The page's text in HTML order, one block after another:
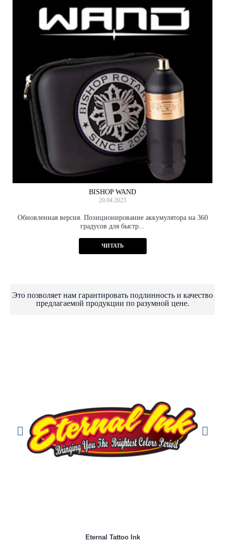
BISHOP WAND
20.04.2023
Обновленная версия. Позиционирование аккумулятора на 360
градусов для быстр...
ЧИТАТЬ
Это позволяет нам гарантировать подлинность и качество
предлагаемой продукции по разумной цене.
Eternal Tattoo Ink